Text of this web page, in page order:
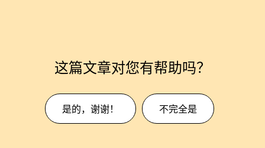
这篇文章对您有帮助吗？
是的，谢谢！ 不完全是